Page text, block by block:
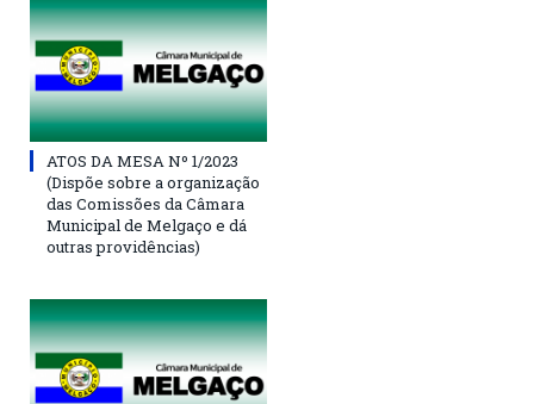
ATOS DA MESA Nº 1/2023
(Dispõe sobre a organização
das Comissões da Câmara
Municipal de Melgaço e dá
outras providências)